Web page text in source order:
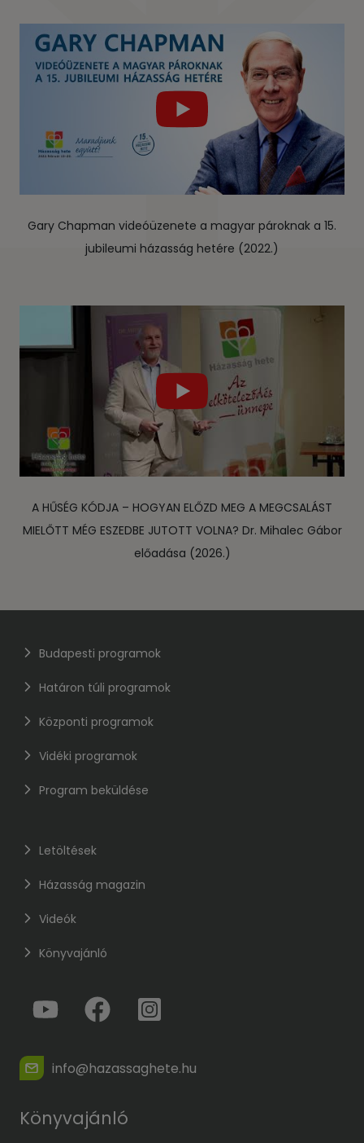
Gary Chapman videóüzenete a magyar pároknak a 15.
jubileumi házasság hetére (2022.)
A HŰSÉG KÓDJA – HOGYAN ELŐZD MEG A MEGCSALÁST
MIELŐTT MÉG ESZEDBE JUTOTT VOLNA? Dr. Mihalec Gábor
előadása (2026.)
Budapesti programok
Határon túli programok
Központi programok
Vidéki programok
Program beküldése
Letöltések
Házasság magazin
Videók
Könyvajánló
info@hazassaghete.hu
Könyvajánló